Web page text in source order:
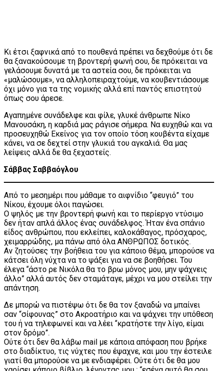
Κι έτσι ξαφνικά από το πουθενά πρέπει να δεχθούμε ότι δε
θα ξανακούσουμε τη βροντερή φωνή σου, δε πρόκειται να
γελάσουμε δυνατά με τα αστεία σου, δε πρόκειται να
«μαλώσουμε», να αλληλοπειραχτούμε, να κουβεντιάσουμε
όχι μόνο για τα της νομικής αλλά επί παντός επιστητού
όπως σου άρεσε.
Αγαπημένε συνάδελφε και φίλε, γλυκέ άνθρωπε Νίκο
Μανουσάκη, η καρδιά μας ράγισε σήμερα. Να ευχηθώ και να
προσευχηθώ Εκείνος για τον οποίο τόση κουβέντα είχαμε
κάνει, να σε δεχτεί στην γλυκιά του αγκαλιά. Θα μας
λείψεις αλλά δε θα ξεχαστείς.
Σάββας Σαββαόγλου
Από το μεσημέρι που μάθαμε το αιφνίδιο “φευγιό” του
Νίκου, έχουμε όλοι παγώσει.
Ο ψηλός με την βροντερή φωνή και το περίεργο ντύσιμο
δεν ήταν απλά άλλος ένας συνάδελφος. Ήταν ένα σπάνιο
είδος ανθρώπου, που εκλείπει, καλοκάθαγος, πρόσχαρος,
χειμαρρώδης, μα πάνω από όλα ΑΝΘΡΩΠΟΣ δοτικός.
Αν ζητούσες την βοήθεια του για κάποιο θέμα, μπορούσε να
κάτσει όλη νύχτα να το ψάξει για να σε βοηθήσει. Του
έλεγα “άστο ρε Νικόλα θα το βρω μόνος μου, μην ψάχνεις
άλλο” αλλά αυτός δεν σταμάταγε, μέχρι να μου στείλει την
απάντηση.
Δε μπορώ να πιστέψω ότι δε θα τον ξαναδώ να μπαίνει
σαν “σίφουνας” στο Ακροατήριο και να ψάχνει την υπόθεση
του ή να τηλεφωνεί και να λέει “κρατήστε την λίγο, είμαι
στον δρόμο”.
Ούτε ότι δεν θα λάβω mail με κάποια απόφαση που βρήκε
στο διαδίκτυο, τις νύχτες που έψαχνε, και μου την έστειλε
γιατί θα μπορούσε να με ενδιαφέρει. Ούτε ότι δε θα μου